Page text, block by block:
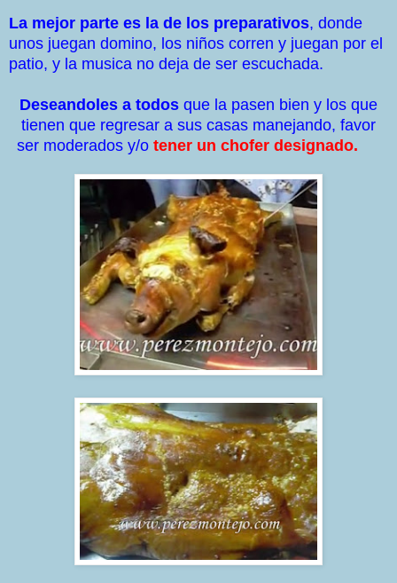
La mejor parte es la de los preparativos, donde
unos juegan domino, los niños corren y juegan por el
patio, y la musica no deja de ser escuchada.
Deseandoles a todos que la pasen bien y los que
tienen que regresar a sus casas manejando, favor
ser moderados y/o tener un chofer designado.